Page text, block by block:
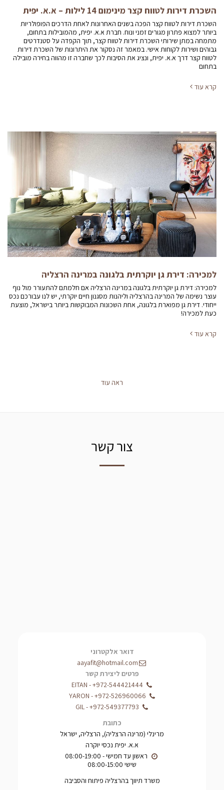
השכרת דירות לטווח קצר מינימום 14 לילות – א.א. יפית
השכרת דירות לטווח קצר הפכה בשנים האחרונות לאחת הדרכים הפופולריות
ביותר למצוא פתרון מגורים זמני ונוח. חברת א.א. יפית, מהמובילות בתחום,
מתמחה במתן שירותי השכרת דירות לטווח קצר, תוך הקפדה על סטנדרטים
גבוהים ושירות לקוחות אישי. במאמר זה נסקור את היתרונות של השכרת דירות
לטווח קצר דרך א.א. יפית, ונציג את הסיבות לכך שחברה זו מהווה בחירה מובילה
בתחום
קרא עוד
למכירה: דירת גן יוקרתית בלגונה במרינה הרצליה
למכירה: דירת גן יוקרתית בלגונה במרינה הרצליה אם חלמתם להתעורר מול נוף
עוצר נשימה של המרינה בהרצליה וליהנות מסגנון חיים יוקרתי, יש לנו עבורכם נכס
ייחודי. דירת גן מפוארת בלגונה, אחת השכונות המבוקשות ביותר בישראל, מוצעת
כעת למכירה!
קרא עוד
ראה עוד
צור קשר
דואר אלקטרוני
aayafit@hotmail.com
פרטים ליצירת קשר
+972-544421444
-
EITAN
+972-526960066
-
YARON
+972-549377793
-
GIL
כתובת
מרינלי (מרינה הרצליה), הרצליה, ישראל
א.א. יפית נכסי יוקרה
שישי 08:00-15:00
משרד תיווך בהרצליה פיתוח והסביבה